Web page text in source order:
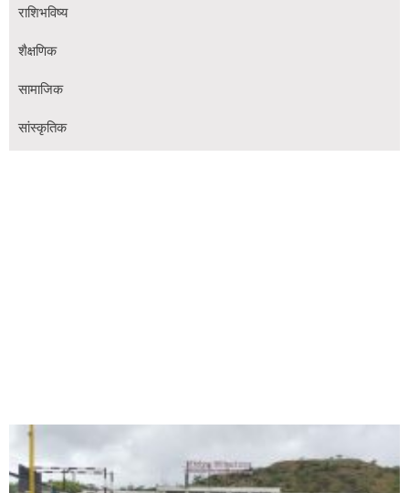
राशिभविष्य
शैक्षणिक
सामाजिक
सांस्कृतिक